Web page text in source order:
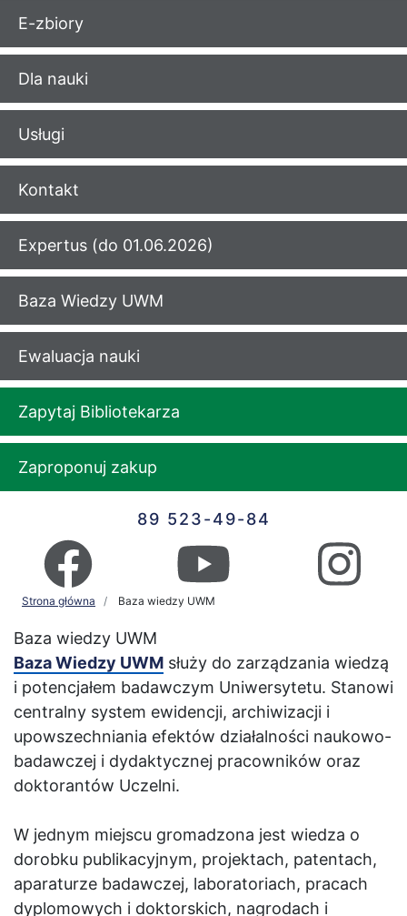
E-zbiory
Dla nauki
Usługi
Kontakt
Expertus (do 01.06.2026)
Baza Wiedzy UWM
Ewaluacja nauki
Zapytaj Bibliotekarza
Zaproponuj zakup
89 523-49-84
Strona główna Baza wiedzy UWM
Baza wiedzy UWM
Baza Wiedzy UWM służy do zarządzania wiedzą
i potencjałem badawczym Uniwersytetu. Stanowi
centralny system ewidencji, archiwizacji i
upowszechniania efektów działalności naukowo-
badawczej i dydaktycznej pracowników oraz
doktorantów Uczelni.
W jednym miejscu gromadzona jest wiedza o
dorobku publikacyjnym, projektach, patentach,
aparaturze badawczej, laboratoriach, pracach
dyplomowych i doktorskich, nagrodach i